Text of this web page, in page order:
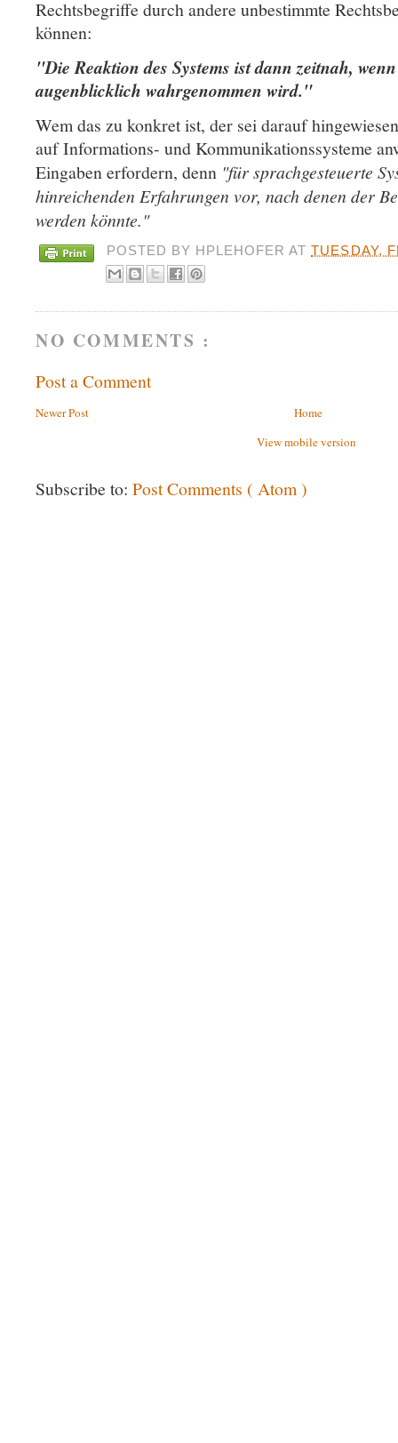
Rechtsbegriffe durch andere unbestimmte
können:
"Die Reaktion des Systems ist dann zeitnah,
augenblicklich wahrgenommen wird."
Wem das zu konkret ist, der sei darauf
auf Informations- und Kommunikationssysteme
Eingaben erfordern, denn "für sprachgesteuerte
hinreichenden Erfahrungen vor, nach denen der
werden könnte."
POSTED BY HPLEHOFERATTUESDAY,
NO COMMENTS :
Post a Comment
Newer Post
Home
View mobile version
Subscribe to: Post Comments ( Atom )